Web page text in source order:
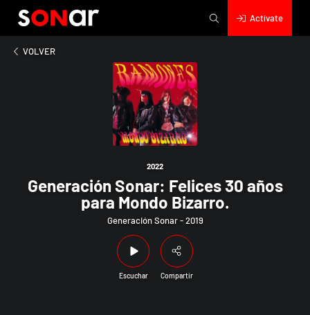
Actívate
VOLVER
2022
Generación Sonar: Felices 30 años
para Mondo Bizarro.
Generación Sonar - 2019
Escuchar Compartir
2022
Sonar: Felices 30 años para Mondo Bizarro.